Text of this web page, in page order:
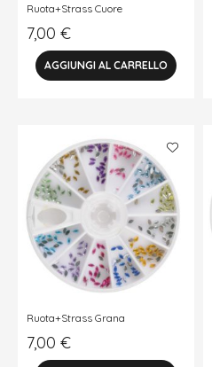
Ruota+Strass Cuore
7,00 €
Ruota+Strass Grana
7,00 €